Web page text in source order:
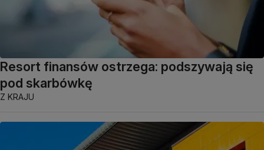
Resort finansów ostrzega: podszywają się
pod skarbówkę
Z KRAJU